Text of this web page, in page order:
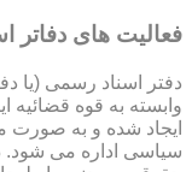
فعالیت های دفاتر
دفتر اسناد رسمی (یا
وابسته به قوه قضائیه
ایجاد شده و به صورت
سیاسی اداره می شود.